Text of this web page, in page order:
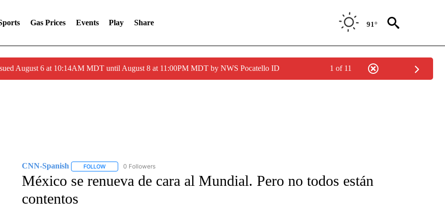
Gas Prices Events Play Share 91°
August 6 at 10:14AM MDT until August 8 at 11:00PM MDT by NWS Pocatello ID 1 of 11
CNN-Spanish FOLLOWFOLLOW "CNN-SPANISH" TO RECEIVE NOTIFICATIONS ABOUT NEW PAGES ON "CNN-SPANISH".
0 Followers
México se renueva de cara al Mundial. Pero no todos están
contentos